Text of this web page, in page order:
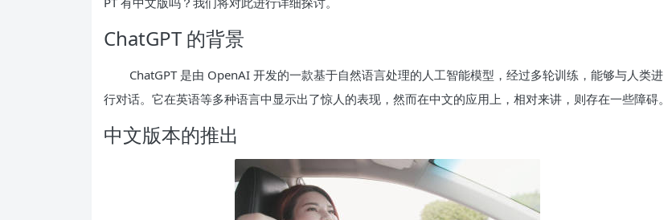
ChatGPT 的背景
ChatGPT 是由 OpenAI 开发的一款基于自然语言处理的人工智能模型，经过多轮训练，能够与人类进
行对话。它在英语等多种语言中显示出了惊人的表现，然而在中文的应用上，相对来讲，则存在一些障碍。
中文版本的推出